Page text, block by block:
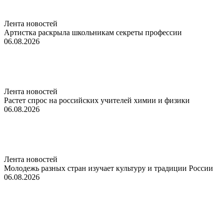
Лента новостей
Артистка раскрыла школьникам секреты профессии
06.08.2026
Лента новостей
Растет спрос на российских учителей химии и физики
06.08.2026
Лента новостей
Молодежь разных стран изучает культуру и традиции России
06.08.2026